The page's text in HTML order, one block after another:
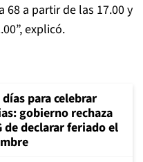
68 a partir de las 17.00 y
explicó.
para celebrar
gobierno rechaza
de declarar feriado el